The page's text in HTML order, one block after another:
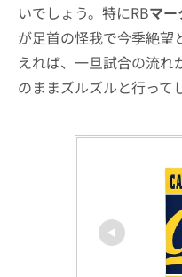
いでしょう。特にRBマ
が足首の怪我で今季絶望
えれば、一旦試合の流れ
のままズルズルと行って